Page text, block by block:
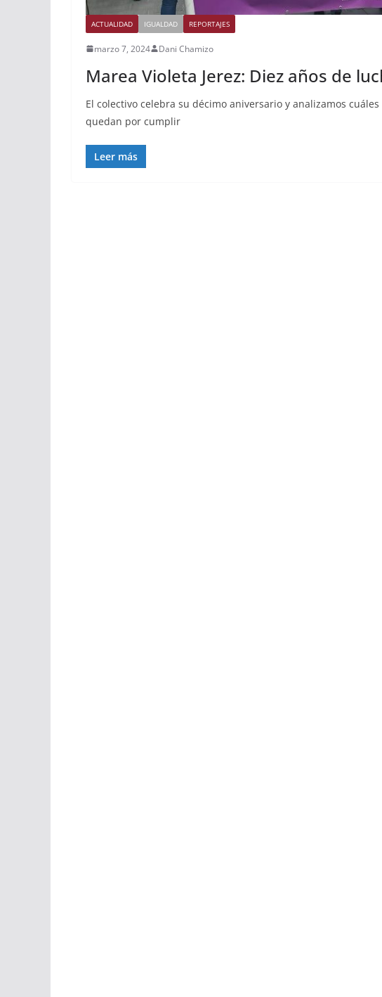
ACTUALIDAD IGUALDAD REPORTAJES
marzo 7, 2024 Dani Chamizo
Marea Violeta Jerez: Diez años de
El colectivo celebra su décimo aniversario y analizamos
quedan por cumplir
Leer más